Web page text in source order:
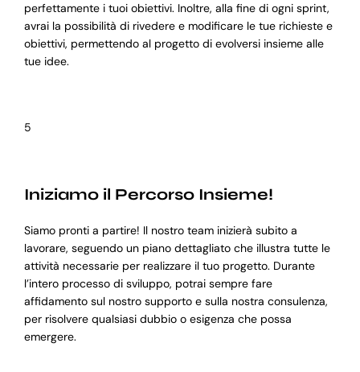
perfettamente i tuoi obiettivi. Inoltre, alla fine di ogni sprint,
avrai la possibilità di rivedere e modificare le tue richieste e
obiettivi, permettendo al progetto di evolversi insieme alle
tue idee.
5
Iniziamo il Percorso Insieme!
Siamo pronti a partire! Il nostro team inizierà subito a
lavorare, seguendo un piano dettagliato che illustra tutte le
attività necessarie per realizzare il tuo progetto. Durante
l’intero processo di sviluppo, potrai sempre fare
affidamento sul nostro supporto e sulla nostra consulenza,
per risolvere qualsiasi dubbio o esigenza che possa
emergere.